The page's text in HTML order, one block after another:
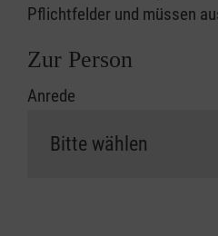
Pflichtfelder und müssen
Zur Person
Anrede